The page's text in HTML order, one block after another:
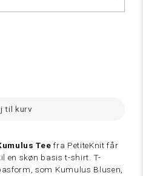
til kurv
Tee fra PetiteKnit får
en skøn basis t-shirt. T-
som Kumulus Blusen,